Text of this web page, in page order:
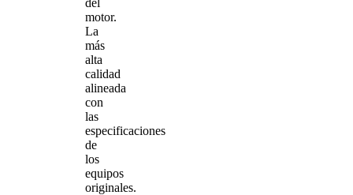
motor.
La
más
alta
calidad
alineada
con
las
especificaciones
de
los
equipos
originales.